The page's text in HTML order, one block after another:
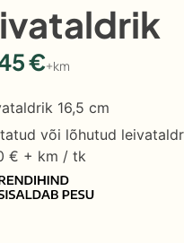
€+km
16,5 cm
või lõhutud
€ + km / tk